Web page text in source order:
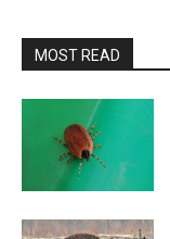
MOST READ